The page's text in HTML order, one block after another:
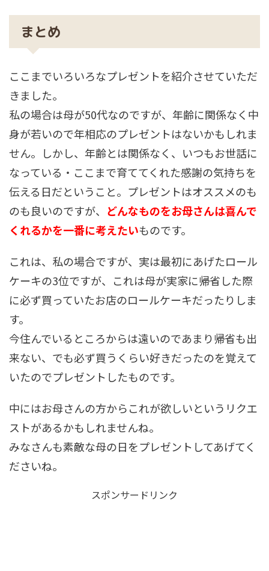
まとめ
ここまでいろいろなプレゼントを紹介させていただ
きました。
私の場合は母が50代なのですが、年齢に関係なく中
身が若いので年相応のプレゼントはないかもしれま
せん。しかし、年齢とは関係なく、いつもお世話に
なっている・ここまで育ててくれた感謝の気持ちを
伝える日だということ。プレゼントはオススメのも
のも良いのですが、 どんなものをお母さんは喜んで
くれるかを一番に考えたいものです。
これは、私の場合ですが、実は最初にあげたロール
ケーキの3位ですが、これは母が実家に帰省した際
に必ず買っていたお店のロールケーキだったりしま
す。
今住んでいるところからは遠いのであまり帰省も出
来ない、でも必ず買うくらい好きだったのを覚えて
いたのでプレゼントしたものです。
中にはお母さんの方からこれが欲しいというリクエ
ストがあるかもしれませんね。
みなさんも素敵な母の日をプレゼントしてあげてく
ださいね。
スポンサードリンク